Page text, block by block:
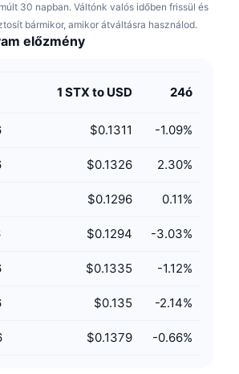
30 napban. Váltónk valós időben frissül és
bármikor, amikor átváltásra használod.
előzmény
1 STX to USD 24ó
$0.1311 -1.09%
$0.1326 2.30%
$0.1296 0.11%
$0.1294 -3.03%
$0.1335 -1.12%
$0.135 -2.14%
$0.1379 -0.66%